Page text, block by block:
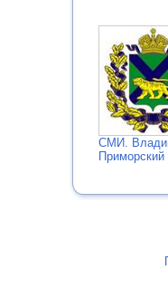
СМИ.
Приморский